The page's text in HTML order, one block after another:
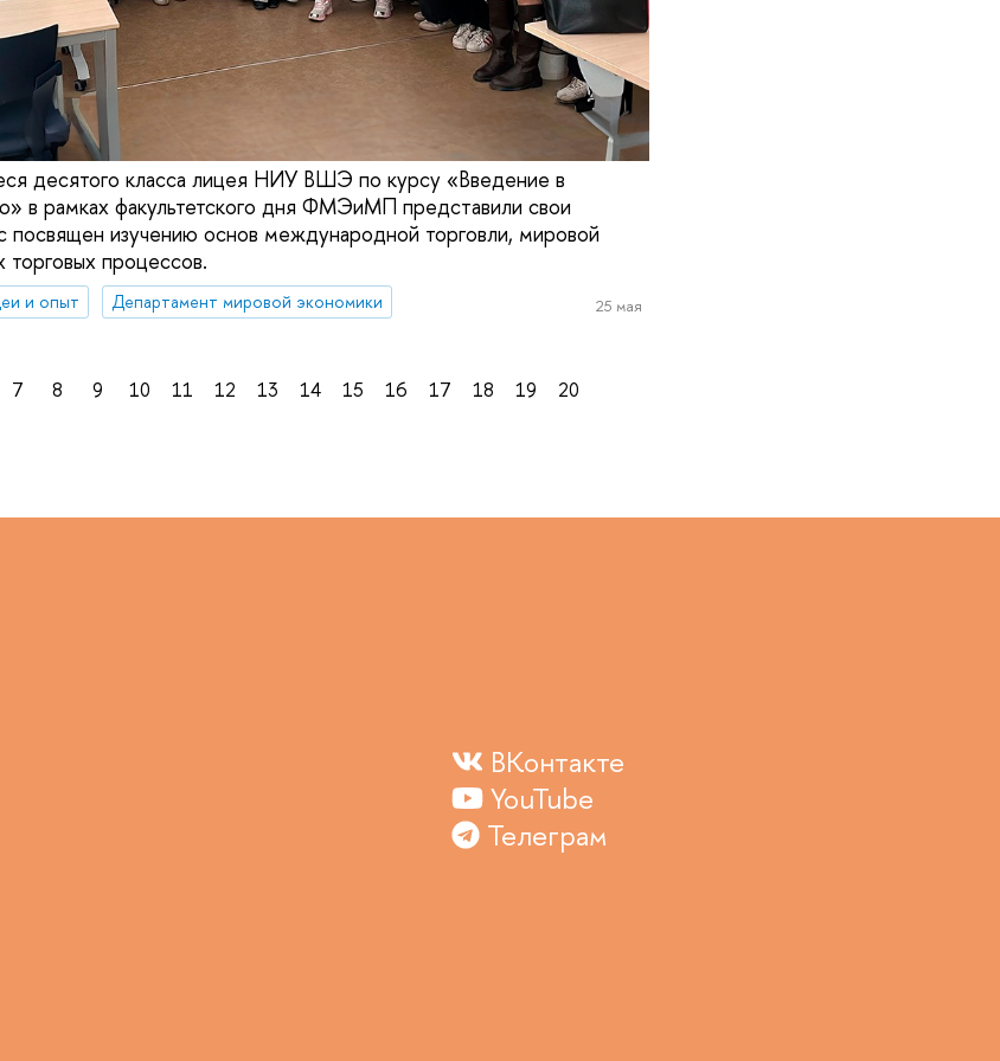
десятого класса лицея НИУ ВШЭ по курсу «Введение в
в рамках факультетского дня ФМЭиМП представили свои
посвящен изучению основ международной торговли, мировой
процессов.
и опыт Департамент мировой экономики 25 мая
7 8 9 10 11 12 13 14 15 16 17 18 19
20
ВКонтакте
YouTube
Телеграм